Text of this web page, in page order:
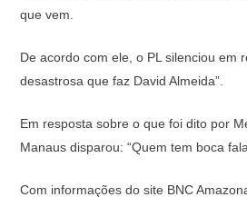
que vem.
De acordo com ele, o PL silenciou em
desastrosa que faz David Almeida”.
Em resposta sobre o que foi dito por
Manaus disparou: “Quem tem boca
Com informações do site BNC